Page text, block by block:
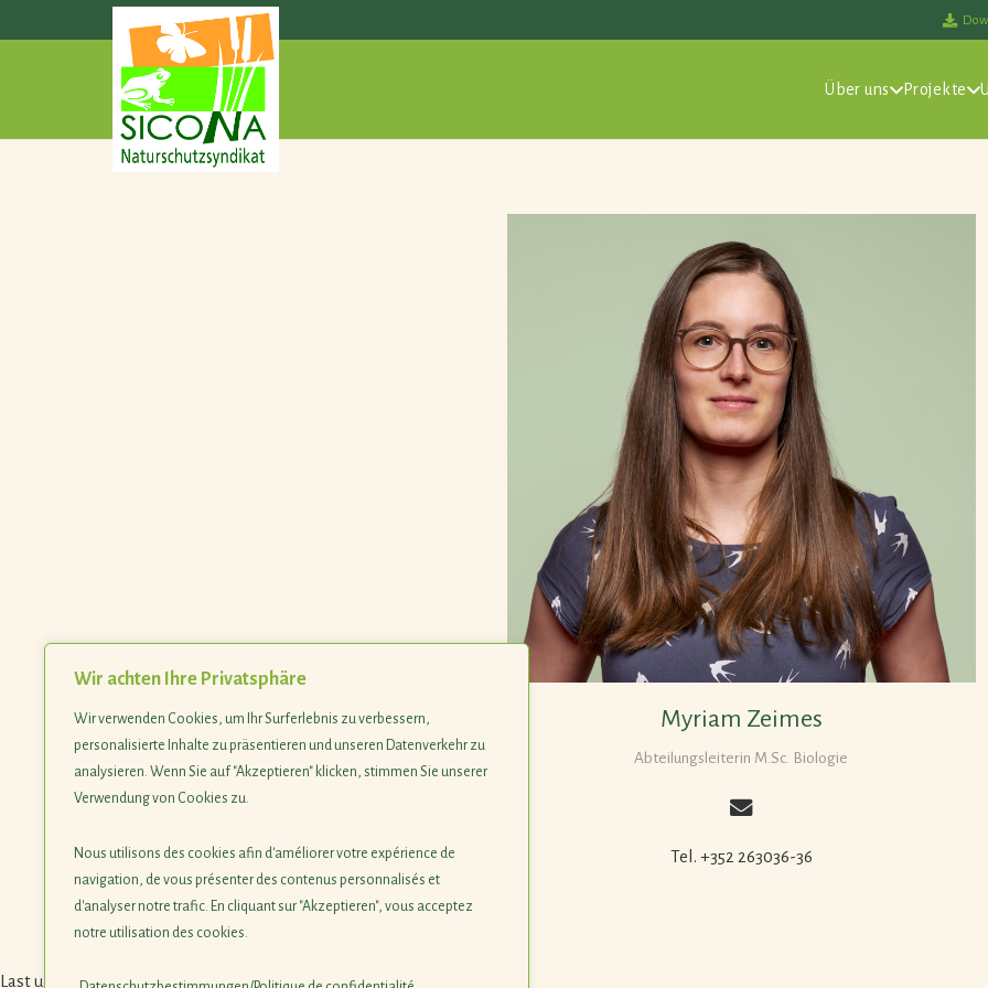
Wir achten Ihre Privatsphäre
Wir verwenden Cookies, um Ihr Surferlebnis zu verbessern,
personalisierte Inhalte zu präsentieren und unseren Datenverkehr zu
analysieren. Wenn Sie auf "Akzeptieren" klicken, stimmen Sie unserer
Verwendung von Cookies zu.
Nous utilisons des cookies afin d'améliorer votre expérience de
navigation, de vous présenter des contenus personnalisés et
d'analyser notre trafic. En cliquant sur "Akzeptieren", vous acceptez
notre utilisation des cookies.
Über uns Projekte
Myriam Zeimes
Abteilungsleiterin M.Sc. Biologie
Tel. +352 263036-36
Last update 26.04.2024